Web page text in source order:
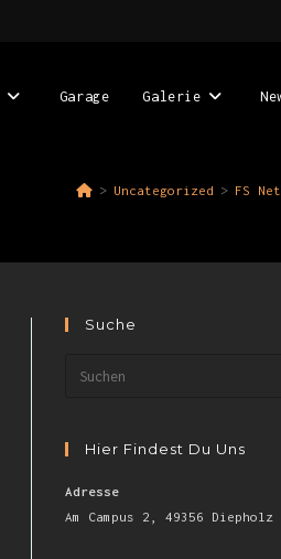
Garage Galerie
> Uncategorized > FS
Suche
Hier Findest Du Uns
Adresse
Am Campus 2, 49356 Diepholz